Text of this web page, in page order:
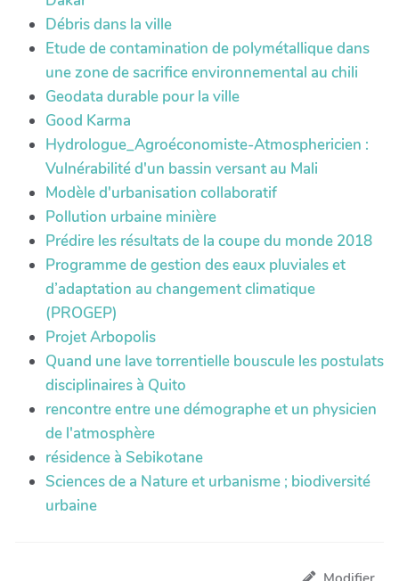
Débris dans la ville
Etude de contamination de polymétallique dans
une zone de sacrifice environnemental au chili
Geodata durable pour la ville
Good Karma
Hydrologue_Agroéconomiste-Atmosphericien :
Vulnérabilité d'un bassin versant au Mali
Modèle d'urbanisation collaboratif
Pollution urbaine minière
Prédire les résultats de la coupe du monde 2018
Programme de gestion des eaux pluviales et
d’adaptation au changement climatique
(PROGEP)
Projet Arbopolis
Quand une lave torrentielle bouscule les postulats
disciplinaires à Quito
rencontre entre une démographe et un physicien
de l'atmosphère
résidence à Sebikotane
Sciences de a Nature et urbanisme ; biodiversité
urbaine